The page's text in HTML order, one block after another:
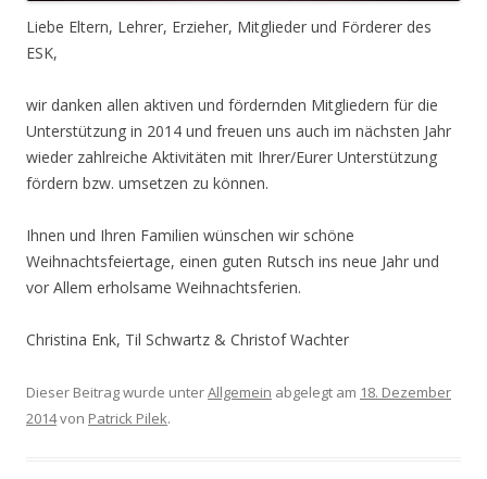
Liebe Eltern, Lehrer, Erzieher, Mitglieder und Förderer des
ESK,
wir danken allen aktiven und fördernden Mitgliedern für die
Unterstützung in 2014 und freuen uns auch im nächsten Jahr
wieder zahlreiche Aktivitäten mit Ihrer/Eurer Unterstützung
fördern bzw. umsetzen zu können.
Ihnen und Ihren Familien wünschen wir schöne
Weihnachtsfeiertage, einen guten Rutsch ins neue Jahr und
vor Allem erholsame Weihnachtsferien.
Christina Enk, Til Schwartz & Christof Wachter
Dieser Beitrag wurde unterAllgemein abgelegt am 18. Dezember
2014von Patrick Pilek.